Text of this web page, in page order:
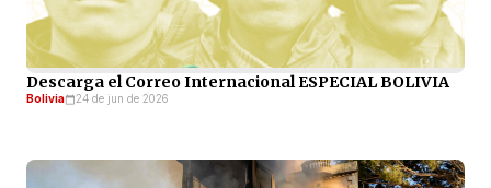
Descarga el Correo Internacional ESPECIAL BOLIVIA
Bolivia 24 de jun de 2026